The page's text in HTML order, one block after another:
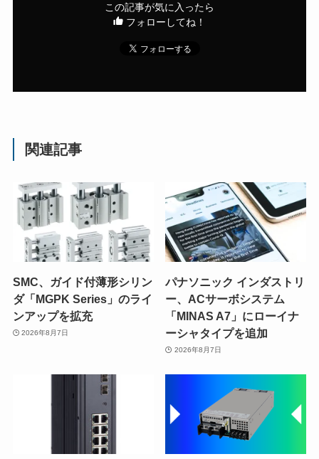
この記事が気に入ったら
フォローしてね！
関連記事
SMC、ガイド付薄形シリン
ダ「MGPK Series」のライ
ンアップを拡充
2026年8月7日
パナソニック インダストリ
ー、ACサーボシステム
「MINAS A7」にローイナ
ーシャタイプを追加
2026年8月7日